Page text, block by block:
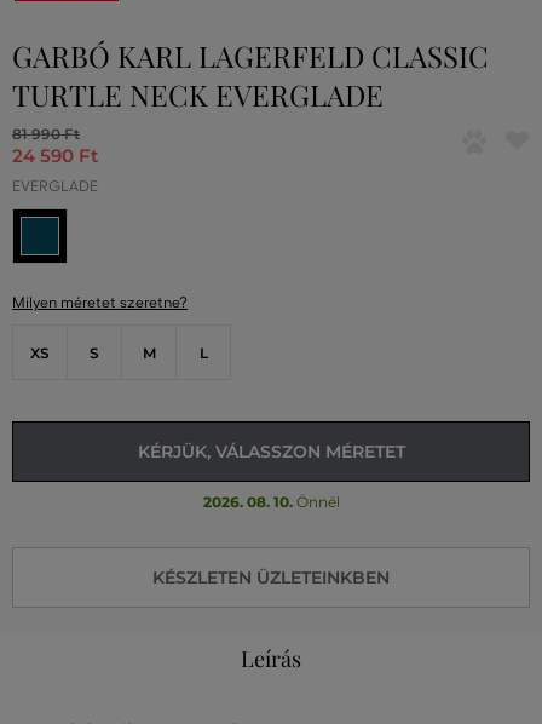
GARBÓ KARL LAGERFELD CLASSIC
TURTLE NECK EVERGLADE
81 990 Ft
24 590 Ft
EVERGLADE
Milyen méretet szeretne?
XS S M L
KÉRJÜK, VÁLASSZON MÉRETET
2026. 08. 10.Önnél
KÉSZLETEN ÜZLETEINKBEN
Leírás